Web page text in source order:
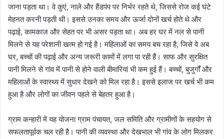
जाना पड़ता था। वे कुएं, नाले और हैंडपंप पर निर्भर रहते थे, जिससे रोज कई घंटे
मेहनत करनी पड़ती थी। इससे उनका समय और ऊर्जा दोनों खर्च होते थे और
पढ़ाई, कामकाज और सेहत पर भी असर पड़ता था। अब हर घर में नल से पानी
मिलने से यह परेशानी खत्म हो गई है। महिलाओं का समय बच रहा है, जिसे वे अब
घर, बच्चों की पढ़ाई और अन्य जरूरी कामों में लगा पा रही हैं। साफ और सुरक्षित
पानी मिलने से गांव में पानी से होने वाली बीमारियां भी कम हुई हैं। बच्चों, बुजुर्गों और
महिलाओं के स्वास्थ्य में सुधार देखने को मिल रहा है। इससे इलाज पर खर्च भी कम
हुआ है और लोगों का जीवन पहले से बेहतर हुआ है।
ग्राम कन्हारी में यह योजना ग्राम पंचायत, जल समिति और ग्रामीणों के सहयोग से
सफलतापूर्वक चल रही है। पानी की व्यवस्था और देखभाल भी गांव के लोग मिलकर